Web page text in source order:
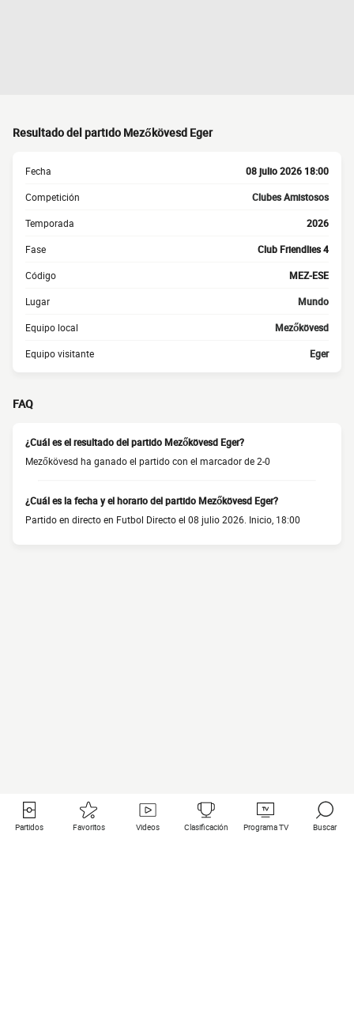
Resultado del partido Mezőkövesd Eger
Fecha 08 julio 2026 18:00
Competición Clubes Amistosos
Temporada 2026
Fase Club Friendlies 4
Código MEZ-ESE
Lugar Mundo
Equipo local Mezőkövesd
Equipo visitante Eger
FAQ
¿Cuál es el resultado del partido Mezőkövesd Eger?
Mezőkövesd ha ganado el partido con el marcador de 2-0
¿Cuál es la fecha y el horario del partido Mezőkövesd Eger?
Partido en directo en Futbol Directo el 08 julio 2026. Inicio, 18:00
Partidos Favoritos Videos Clasificación Programa TV Buscar